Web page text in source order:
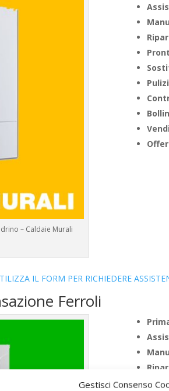
Gestisci Consenso
– Caldaie Murali
IL FORM PER RICHIEDERE
Ferroli